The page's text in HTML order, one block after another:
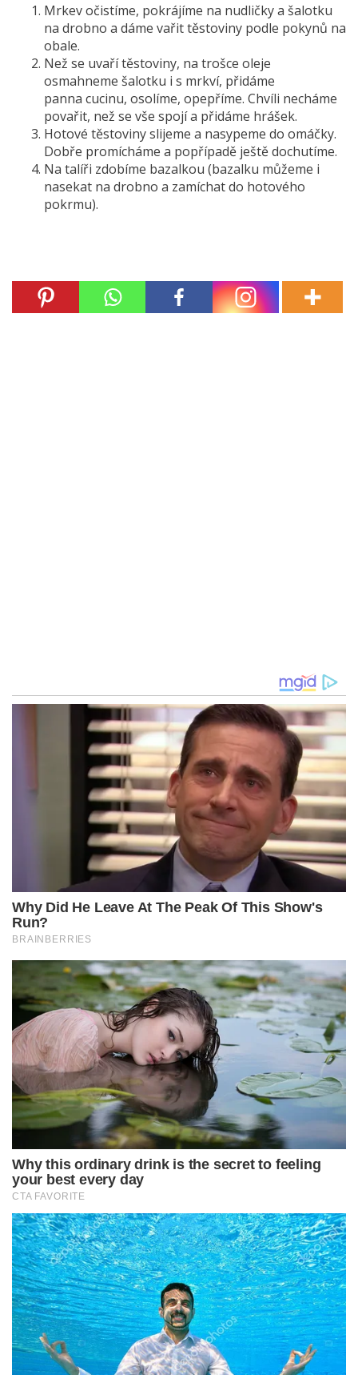
Mrkev očistíme, pokrájíme na nudličky a šalotku
na drobno a dáme vařit těstoviny podle pokynů na
obale.
Než se uvaří těstoviny, na trošce oleje
osmahneme šalotku i s mrkví, přidáme
panna cucinu, osolíme, opepříme. Chvíli necháme
povařit, než se vše spojí a přidáme hrášek.
Hotové těstoviny slijeme a nasypeme do omáčky.
Dobře promícháme a popřípadě ještě dochutíme.
Na talíři zdobíme bazalkou (bazalku můžeme i
nasekat na drobno a zamíchat do hotového
pokrmu).